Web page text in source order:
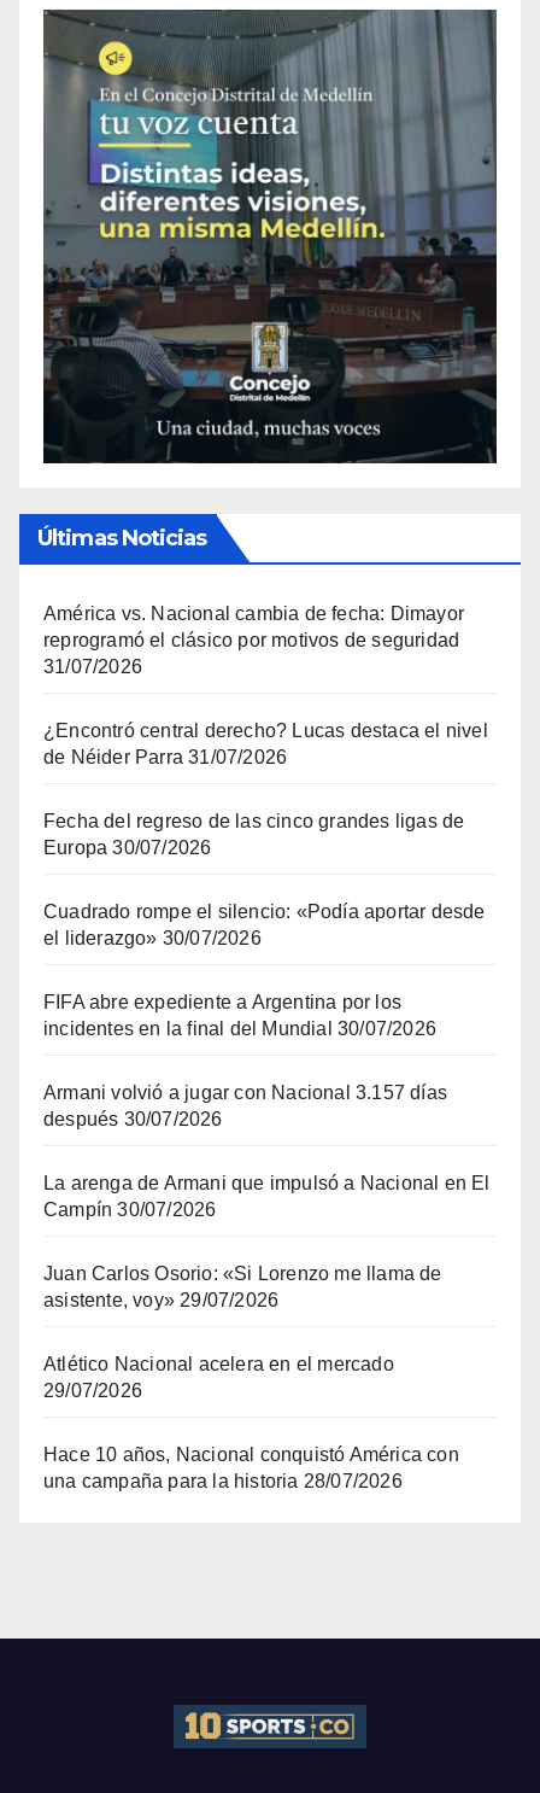
Últimas Noticias
América vs. Nacional cambia de fecha: Dimayor
reprogramó el clásico por motivos de seguridad
31/07/2026
¿Encontró central derecho? Lucas destaca el nivel
de Néider Parra 31/07/2026
Fecha del regreso de las cinco grandes ligas de
Europa 30/07/2026
Cuadrado rompe el silencio: «Podía aportar desde
el liderazgo» 30/07/2026
FIFA abre expediente a Argentina por los
incidentes en la final del Mundial 30/07/2026
Armani volvió a jugar con Nacional 3.157 días
después 30/07/2026
La arenga de Armani que impulsó a Nacional en El
Campín 30/07/2026
Juan Carlos Osorio: «Si Lorenzo me llama de
asistente, voy» 29/07/2026
Atlético Nacional acelera en el mercado
29/07/2026
Hace 10 años, Nacional conquistó América con
una campaña para la historia 28/07/2026